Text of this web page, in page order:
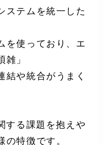
ステムを統一した
を使っており、エ
雑」
結や統合がうまく
する課題を抱えや
の特徴です。